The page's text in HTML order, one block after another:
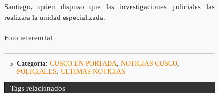
Santiago, quien dispuso que las investigaciones policiales las
realizara la unidad especializada.
Foto referencial
Categoría: CUSCO EN PORTADA, NOTICIAS CUSCO,
POLICIALES, ULTIMAS NOTICIAS
Tags relacionados